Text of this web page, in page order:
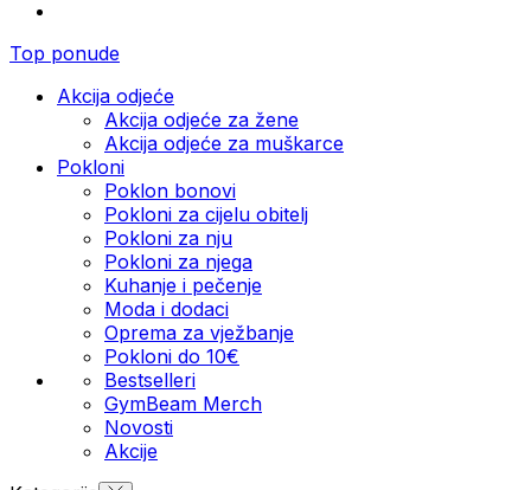
Top ponude
Akcija odjeće
Akcija odjeće za žene
Akcija odjeće za muškarce
Pokloni
Poklon bonovi
Pokloni za cijelu obitelj
Pokloni za nju
Pokloni za njega
Kuhanje i pečenje
Moda i dodaci
Oprema za vježbanje
Pokloni do 10€
Bestselleri
GymBeam Merch
Novosti
Akcije